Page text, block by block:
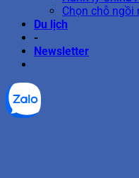
Chọn chỗ ngồi
Du lịch
-
Newsletter